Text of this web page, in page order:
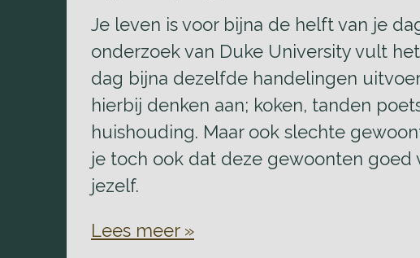
Je leven is voor bijna de helft van je
onderzoek van Duke University vult
dag bijna dezelfde handelingen
hierbij denken aan; koken, tanden
huishouding. Maar ook slechte
je toch ook dat deze gewoonten goed
jezelf.
Lees meer »